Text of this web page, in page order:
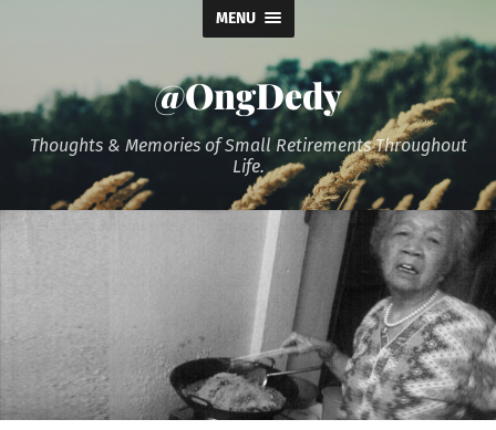
MENU
@OngDedy
Thoughts & Memories of Small Retirements Throughout
Life.